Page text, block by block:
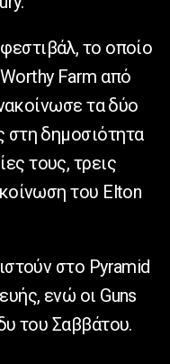
το οποίο
Farm από
τα δύο
στη δημοσιότητα
τους, τρεις
του Elton
στο Pyramid
ενώ οι Guns
του Σαββάτου.